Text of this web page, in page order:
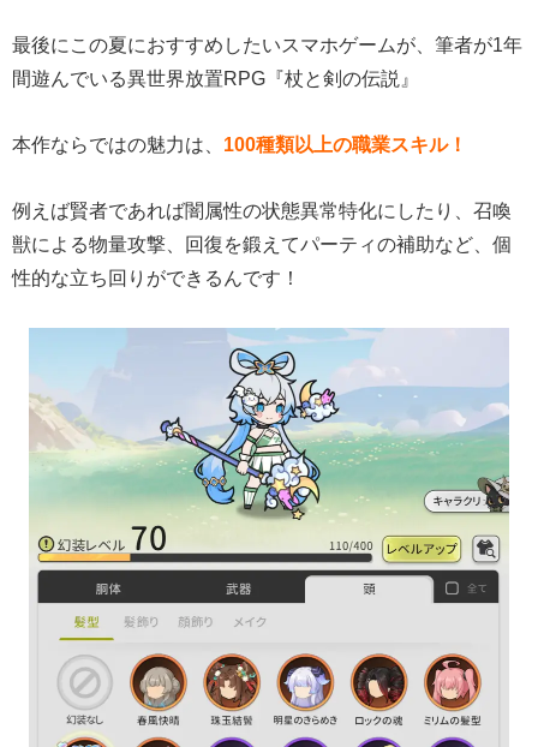
最後にこの夏におすすめしたいスマホゲームが、筆者が1年
間遊んでいる異世界放置RPG『杖と剣の伝説』
本作ならではの魅力は、 100種類以上の職業スキル！
例えば賢者であれば闇属性の状態異常特化にしたり、召喚
獣による物量攻撃、回復を鍛えてパーティの補助など、個
性的な立ち回りができるんです！